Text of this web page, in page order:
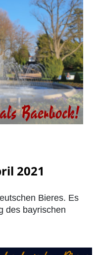
2021
Bieres. Es
des bayrischen